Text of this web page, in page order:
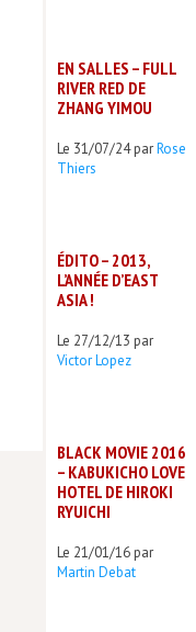
EN SALLES – FULL
RIVER RED DE
ZHANG YIMOU
Le 31/07/24 parRose
Thiers
ÉDITO – 2013,
L’ANNÉE D’EAST
ASIA !
Le 27/12/13 par
Victor Lopez
BLACK MOVIE 2016
– KABUKICHO LOVE
HOTEL DE HIROKI
RYUICHI
Le 21/01/16 par
Martin Debat